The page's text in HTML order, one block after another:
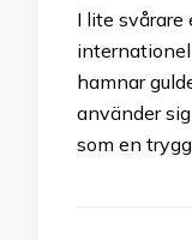
I lite svårare
hamnar
använder
som en